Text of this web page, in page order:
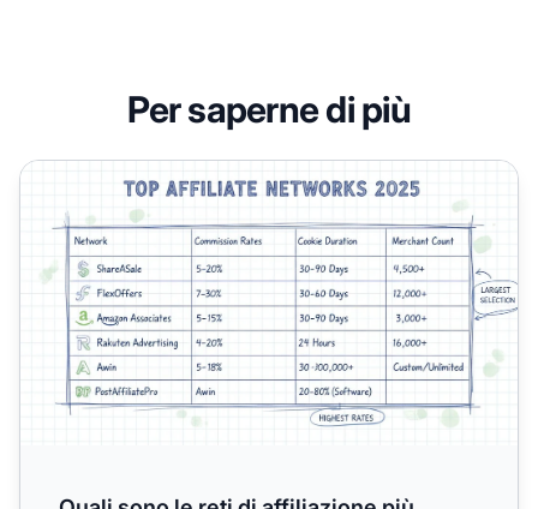
Per saperne di più
Quali sono le reti di affiliazione più popolari nel 2025?